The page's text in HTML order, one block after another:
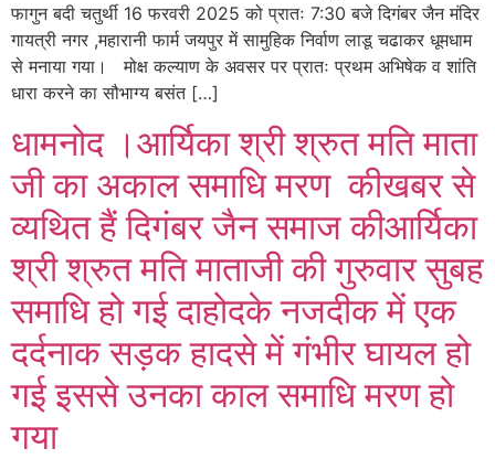
फागुन बदी चतुर्थी 16 फरवरी 2025 को प्रातः 7:30 बजे दिगंबर जैन मंदिर
गायत्री नगर ,महारानी फार्म जयपुर में सामुहिक निर्वाण लाडू चढाकर धूमधाम
से मनाया गया। मोक्ष कल्याण के अवसर पर प्रातः प्रथम अभिषेक व शांति
धारा करने का सौभाग्य बसंत […]
धामनोद ।आर्यिका श्री श्रुत मति माता
जी का अकाल समाधि मरण कीखबर से
व्यथित हैं दिगंबर जैन समाज कीआर्यिका
श्री श्रुत मति माताजी की गुरुवार सुबह
समाधि हो गई दाहोदके नजदीक में एक
दर्दनाक सड़क हादसे में गंभीर घायल हो
गई इससे उनका काल समाधि मरण हो
गया